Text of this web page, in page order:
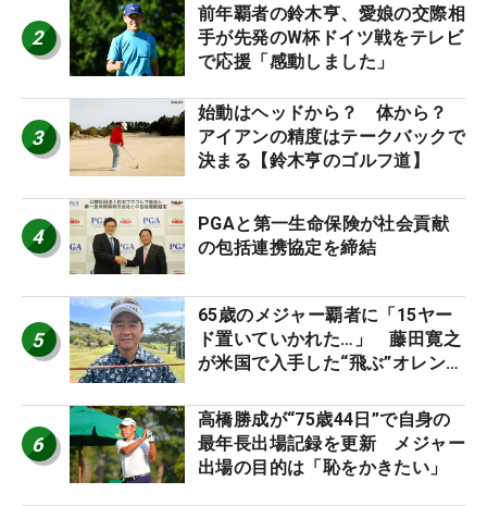
2
前年覇者の鈴木亨、愛娘の交際相
手が先発のW杯ドイツ戦をテレビ
で応援「感動しました」
3
始動はヘッドから？ 体から？
アイアンの精度はテークバックで
決まる【鈴木亨のゴルフ道】
4
PGAと第一生命保険が社会貢献
の包括連携協定を締結
5
65歳のメジャー覇者に「15ヤー
ド置いていかれた…」 藤田寛之
が米国で入手した“飛ぶ”オレンジ
6
高橋勝成が“75歳44日”で自身の
最年長出場記録を更新 メジャー
出場の目的は「恥をかきたい」